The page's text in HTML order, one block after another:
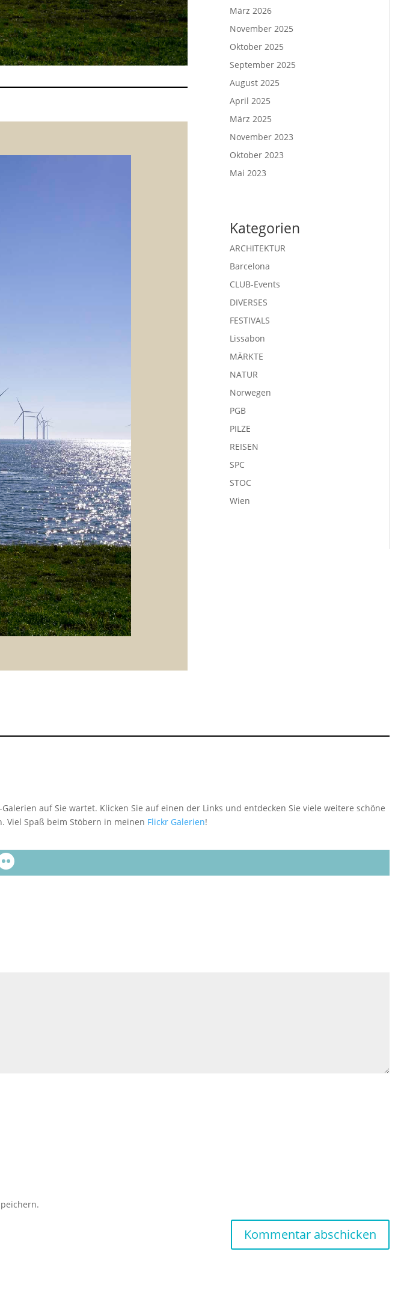
März 2026
November 2025
Oktober 2025
September 2025
August 2025
April 2025
März 2025
November 2023
Oktober 2023
Mai 2023
Kategorien
ARCHITEKTUR
Barcelona
CLUB-Events
DIVERSES
FESTIVALS
Lissabon
MÄRKTE
NATUR
Norwegen
PGB
PILZE
REISEN
SPC
STOC
Wien
auf Sie wartet. Klicken Sie auf einen der Links und entdecken Sie viele weitere schöne
Viel Spaß beim Stöbern in meinen Flickr Galerien!
Kommentar abschicken